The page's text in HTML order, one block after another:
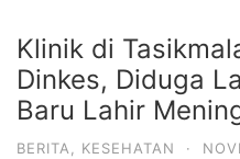
Klinik di
Dinkes, Diduga
Baru Lahir
BERITA KESEHATAN ·